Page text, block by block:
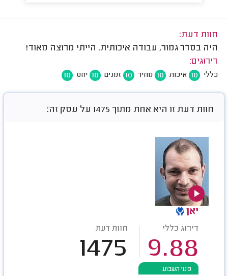
חוות דעת:
היה בסדר גמור, עבודה איכותית. הייתי מרוצה מאוד!
דירוגים:
כללי 10 איכות 10 מחיר 10 זמנים 10 יחס 10
חוות דעת זו היא אחת מתוך 1475 על עסק זה:
יאן
דירוג כללי
9.88
חוות דעת
1475
פנוי השבוע